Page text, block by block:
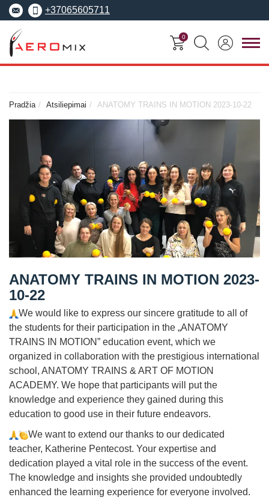
+37065605711
Apie Aeromix
Europos fitneso mokykla
EREPS
Anatomy Trains
Fascia Movement
Dėstytojai
Straipsniai
Sėkmės istorijos
Atsiliepimai
Kontaktai
pradedantiesiems
Specializuoti seminarai
Anatomy Trains
Fascia Movement
Konvencijos
Grupinių
treneris
Fizinio rengimo
0
Pradžia Atsiliepimai ANATOMY TRAINS IN MOTION 2023-10-22
ANATOMY TRAINS IN MOTION 2023-
10-22
We would like to express our sincere gratitude to all of
the students for their participation in the „ANATOMY
TRAINS IN MOTION” education event, which we
organized in collaboration with the prestigious international
school, ANATOMY TRAINS & ART OF MOTION
ACADEMY. We hope that participants will put the
knowledge and experience they gained during this
education to good use in their future endeavors.
We want to extend our thanks to our dedicated
teacher, Katherine Pentecost. Your expertise and
dedication played a vital role in the success of the event.
The knowledge and insights she provided undoubtedly
enhanced the learning experience for everyone involved.